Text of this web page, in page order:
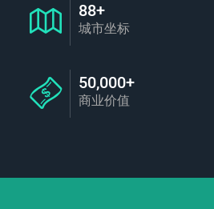
88+
城市坐标
50,000+
商业价值